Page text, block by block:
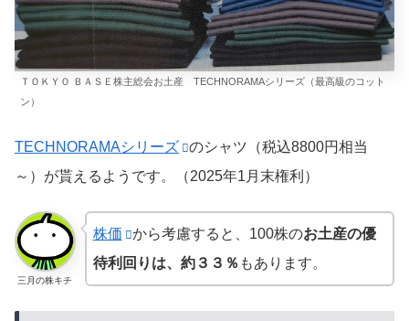
ＴＯＫＹＯ ＢＡＳＥ株主総会お土産 TECHNORAMAシリーズ（最高級のコット
ン）
TECHNORAMAシリーズ
のシャツ（税込8800円相当
～）が貰えるようです。（2025年1月末権利）
三月の株キチ
株価 から考慮すると、100株のお土産の優
待利回りは、約３３％ もあります。